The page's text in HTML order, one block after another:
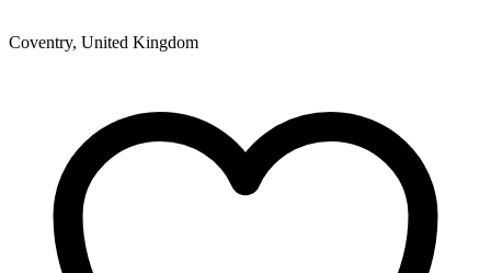
Coventry, United Kingdom